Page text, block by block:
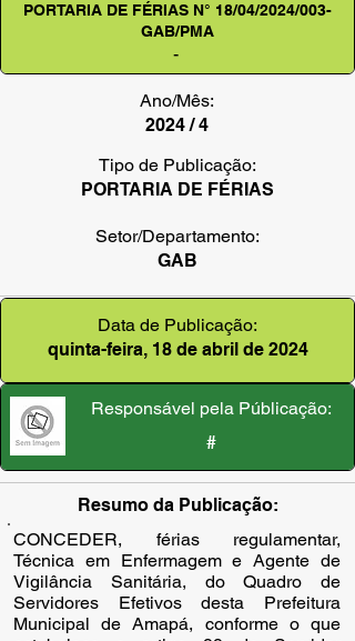
PORTARIA DE FÉRIAS N° 18/04/2024/003-
GAB/PMA
-
Ano/Mês:
2024 / 4
Tipo de Publicação:
PORTARIA DE FÉRIAS
Setor/Departamento:
GAB
Data de Publicação:
quinta-feira, 18 de abril de 2024
Responsável pela Públicação:
#
Resumo da Publicação:
CONCEDER, férias regulamentar,
Técnica em Enfermagem e Agente de
Vigilância Sanitária, do Quadro de
Servidores Efetivos desta Prefeitura
Municipal de Amapá, conforme o que